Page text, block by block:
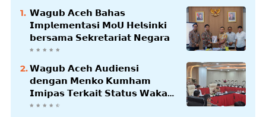
𝗪𝗮𝗴𝘂𝗯 𝗔𝗰𝗲𝗵 𝗕𝗮𝗵𝗮𝘀
𝗜𝗺𝗽𝗹𝗲𝗺𝗲𝗻𝘁𝗮𝘀𝗶 𝗠𝗼𝗨 𝗛𝗲𝗹𝘀𝗶𝗻𝗸𝗶
𝗯𝗲𝗿𝘀𝗮𝗺𝗮 𝗦𝗲𝗸𝗿𝗲𝘁𝗮𝗿𝗶𝗮𝘁 𝗡𝗲𝗴𝗮𝗿𝗮
𝗪𝗮𝗴𝘂𝗯 𝗔𝗰𝗲𝗵 𝗔𝘂𝗱𝗶𝗲𝗻𝘀𝗶
𝗱𝗲𝗻𝗴𝗮𝗻 𝗠𝗲𝗻𝗸𝗼 𝗞𝘂𝗺𝗵𝗮𝗺
𝗜𝗺𝗶𝗽𝗮𝘀 𝗧𝗲𝗿𝗸𝗮𝗶𝘁 𝗦𝘁𝗮𝘁𝘂𝘀 𝗪𝗮𝗸𝗮𝗳
𝗕𝗹𝗮𝗻𝗴𝗽𝗮𝗱𝗮𝗻𝗴